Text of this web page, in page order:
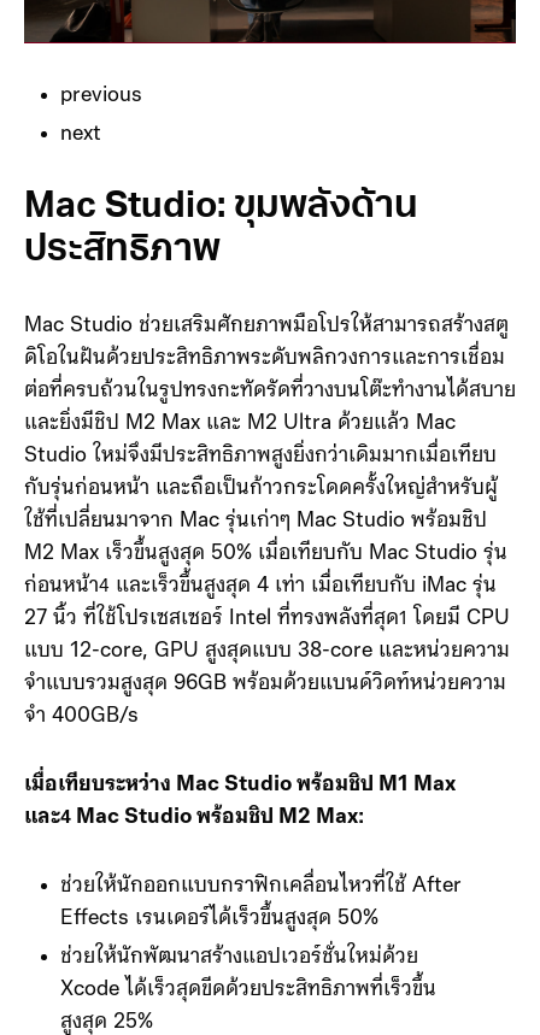
previous
next
Mac Studio: ขุมพลังด้าน
ประสิทธิภาพ
Mac Studio ช่วยเสริมศักยภาพมือโปรให้สามารถสร้างสตู
ดิโอในฝันด้วยประสิทธิภาพระดับพลิกวงการและการเชื่อม
ต่อที่ครบถ้วนในรูปทรงกะทัดรัดที่วางบนโต๊ะทำงานได้สบาย
และยิ่งมีชิป M2 Max และ M2 Ultra ด้วยแล้ว Mac
Studio ใหม่จึงมีประสิทธิภาพสูงยิ่งกว่าเดิมมากเมื่อเทียบ
กับรุ่นก่อนหน้า และถือเป็นก้าวกระโดดครั้งใหญ่สำหรับผู้
ใช้ที่เปลี่ยนมาจาก Mac รุ่นเก่าๆ Mac Studio พร้อมชิป
M2 Max เร็วขึ้นสูงสุด 50% เมื่อเทียบกับ Mac Studio รุ่น
ก่อนหน้า4 และเร็วขึ้นสูงสุด 4 เท่า เมื่อเทียบกับ iMac รุ่น
27 นิ้ว ที่ใช้โปรเซสเซอร์ Intel ที่ทรงพลังที่สุด1 โดยมี CPU
แบบ 12-core, GPU สูงสุดแบบ 38-core และหน่วยความ
จำแบบรวมสูงสุด 96GB พร้อมด้วยแบนด์วิดท์หน่วยความ
จำ 400GB/s
เมื่อเทียบระหว่าง Mac Studio พร้อมชิป M1 Max
และ4 Mac Studio พร้อมชิป M2 Max:
ช่วยให้นักออกแบบกราฟิกเคลื่อนไหวที่ใช้ After
Effects เรนเดอร์ได้เร็วขึ้นสูงสุด 50%
ช่วยให้นักพัฒนาสร้างแอปเวอร์ชั่นใหม่ด้วย
Xcode ได้เร็วสุดขีดด้วยประสิทธิภาพที่เร็วขึ้น
สูงสุด 25%